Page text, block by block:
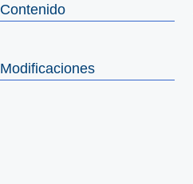
Contenido
Modificaciones